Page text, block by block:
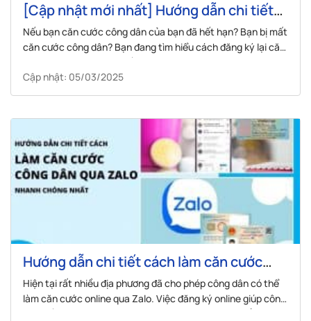
[Cập nhật mới nhất] Hướng dẫn chi tiết
làm lại căn cước công dân nhanh chóng
và đơn giản
Nếu bạn căn cước công dân của bạn đã hết hạn? Bạn bị mất
căn cước công dân? Bạn đang tìm hiểu cách đăng ký lại căn
cước công dân thì bài viết này chính là dành cho bạn. Trong
bài viết này, Visana sẽ hướng dẫn bạn cách...
Cập nhật: 05/03/2025
Hướng dẫn chi tiết cách làm căn cước
công dân qua Zalo nhanh chóng nhất
Hiện tại rất nhiều địa phương đã cho phép công dân có thể
làm căn cước online qua Zalo. Việc đăng ký online giúp công
dân tiết kiệm thời gian và công sức cũng như rút ngắn thủ